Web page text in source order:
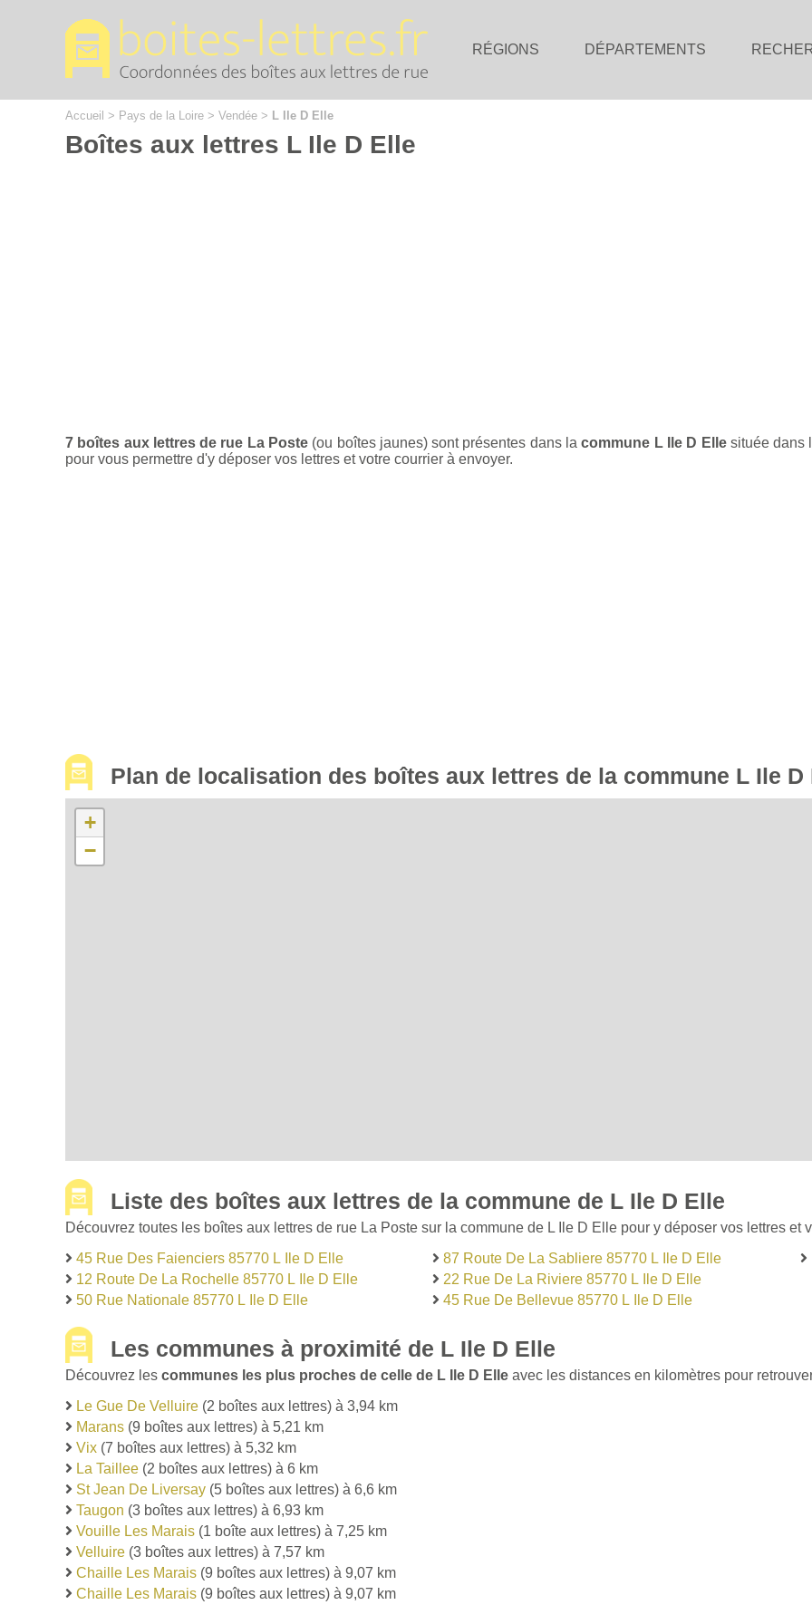
RÉGIONS DÉPARTEMENTS
Accueil > Pays de la Loire > Vendée > L Ile D Elle
Boîtes aux lettres L Ile D Elle
7 boîtes aux lettres de rue La Poste (ou boîtes jaunes) sont présentes dans lacommune L Ile D Ellesituée dans
pour vous permettre d'y déposer vos lettres et votre courrier à envoyer.
Plan de localisation des boîtes aux lettres de la commune L Ile D
+
−
Liste des boîtes aux lettres de la commune de L Ile D Elle
Découvrez toutes les boîtes aux lettres de rue La Poste sur la commune de L Ile D Elle pour y déposer vos lettres et
45 Rue Des Faienciers 85770 L Ile D Elle
12 Route De La Rochelle 85770 L Ile D Elle
50 Rue Nationale 85770 L Ile D Elle
87 Route De La Sabliere 85770 L Ile D Elle
22 Rue De La Riviere 85770 L Ile D Elle
45 Rue De Bellevue 85770 L Ile D Elle
Les communes à proximité de L Ile D Elle
Découvrez les communes les plus proches de celle de L Ile D Elle avec les distances en kilomètres pour
Le Gue De Velluire (2 boîtes aux lettres) à 3,94 km
Marans (9 boîtes aux lettres) à 5,21 km
Vix (7 boîtes aux lettres) à 5,32 km
La Taillee (2 boîtes aux lettres) à 6 km
St Jean De Liversay (5 boîtes aux lettres) à 6,6 km
Taugon (3 boîtes aux lettres) à 6,93 km
Vouille Les Marais (1 boîte aux lettres) à 7,25 km
Velluire (3 boîtes aux lettres) à 7,57 km
Chaille Les Marais (9 boîtes aux lettres) à 9,07 km
Chaille Les Marais (9 boîtes aux lettres) à 9,07 km